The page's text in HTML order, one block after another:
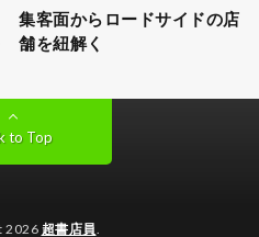
集客面からロードサイドの店
舗を紐解く
to Top
2026 超書店員.